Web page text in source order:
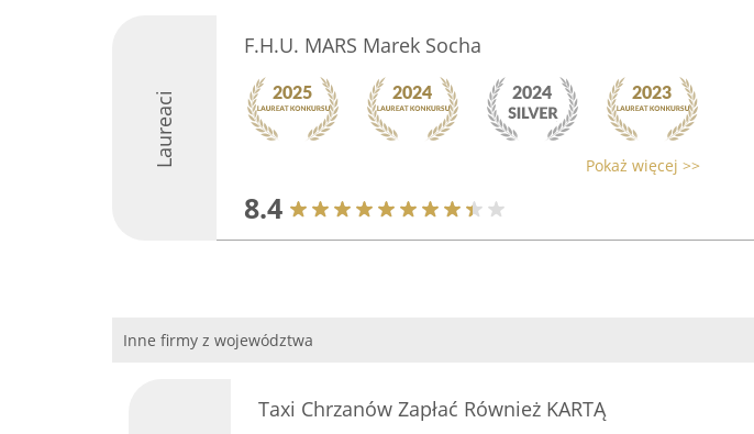
Laureaci
F.H.U. MARS Marek Socha
Pokaż więcej >>
8.4
Inne firmy z województwa
Taxi Chrzanów Zapłać Również KARTĄ